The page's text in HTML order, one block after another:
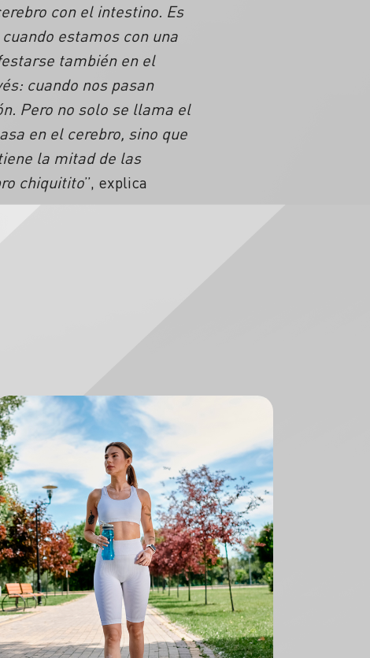
con el intestino. Es
estamos con una
también en el
cuando nos pasan
Pero no solo se llama el
en el cerebro, sino que
la mitad de las
chiquitito”, explica